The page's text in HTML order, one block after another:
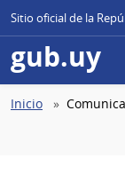
Sitio oficial de la
gub.uy
Ruta
Inicio